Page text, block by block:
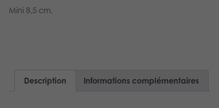
Jouets
Média
Mini 8,5 cm.
Description Informations complémentaires